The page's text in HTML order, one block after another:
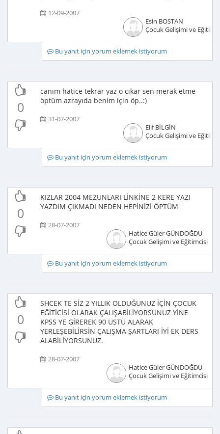
12-09-2007
Esin BOSTAN
Çocuk Gelişimi ve
Bu yanıt için yorum eklemek istiyorum
0
canım hatice tekrar yaz o cıkar sen merak etme
öptüm azrayıda benim için öp..:)
31-07-2007
Elif BİLGİN
Çocuk Gelişimi ve
Bu yanıt için yorum eklemek istiyorum
0
KIZLAR 2004 MEZUNLARI LİNKİNE 2 KERE YAZI
YAZDIM ÇIKMADI NEDEN HEPİNİZİ ÖPTÜM
28-07-2007
Hatice Güler GÜNDOĞDU
Çocuk Gelişimi ve Eğitimcisi
Bu yanıt için yorum eklemek istiyorum
0
SHCEK TE SİZ 2 YILLIK OLDUĞUNUZ İÇİN ÇOCUK
EĞİTİCİSİ OLARAK ÇALIŞABİLİYORSUNUZ YİNE
KPSS YE GİREREK 90 ÜSTÜ ALARAK
YERLEŞEBİLİRSİN ÇALIŞMA ŞARTLARI İYİ EK DERS
ALABİLİYORSUNUZ.
28-07-2007
Hatice Güler GÜNDOĞDU
Çocuk Gelişimi ve Eğitimcisi
Bu yanıt için yorum eklemek istiyorum